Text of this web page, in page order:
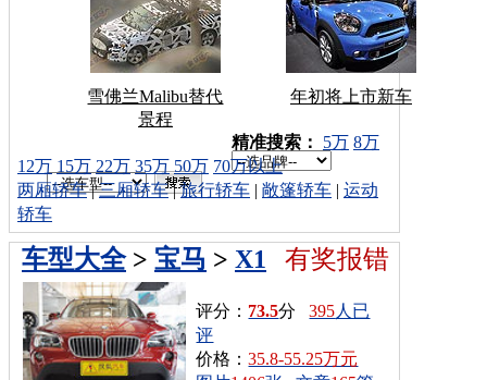
雪佛兰Malibu替代
景程
年初将上市新车
车型搜索：
精准搜索： 5万 8万
12万 15万 22万 35万 50万 70万以上
两厢轿车|三厢轿车|旅行轿车 | 敞篷轿车 | 运动
轿车
有奖报错
车型大全> 宝马 > X1
评分： 73.5分395人已
评
价格：35.8-55.25万元